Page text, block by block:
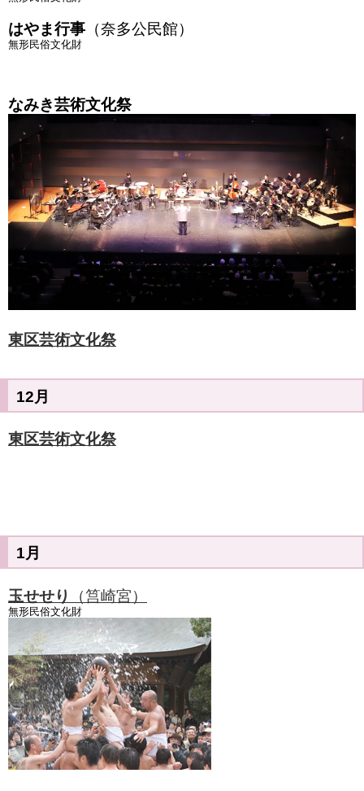
はやま行事 （奈多公民館）
無形民俗文化財
なみき芸術文化祭
東区芸術文化祭
12月
東区芸術文化祭
1月
玉せせり （筥崎宮）
無形民俗文化財